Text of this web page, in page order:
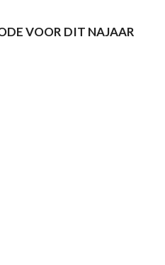
VOOR DIT NAJAAR